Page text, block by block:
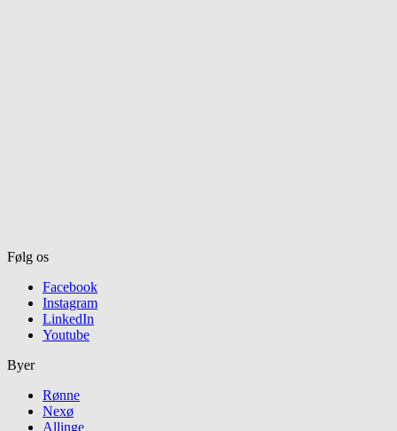
Følg os
Facebook
Instagram
LinkedIn
Youtube
Byer
Rønne
Nexø
Allinge